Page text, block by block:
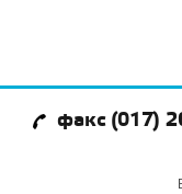
факс (017)